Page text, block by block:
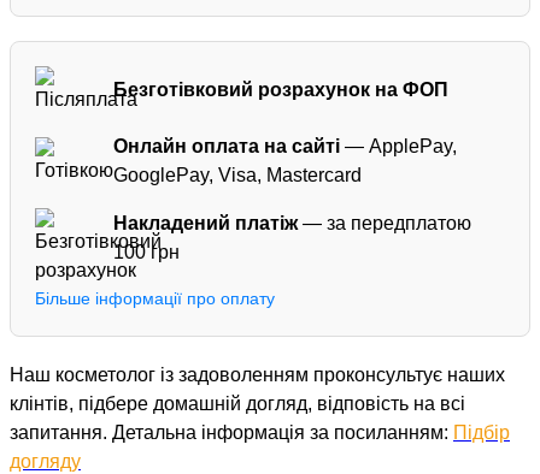
Безготівковий розрахунок на ФОП
Онлайн оплата на сайті — ApplePay,
GooglePay, Visa, Mastercard
Накладений платіж— за передплатою
100 грн
Більше інформації про оплату
Наш косметолог із задоволенням проконсультує наших
клінтів, підбере домашній догляд, відповість на всі
запитання. Детальна інформація за посиланням: Підбір
догляду